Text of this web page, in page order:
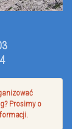
Prosimy o